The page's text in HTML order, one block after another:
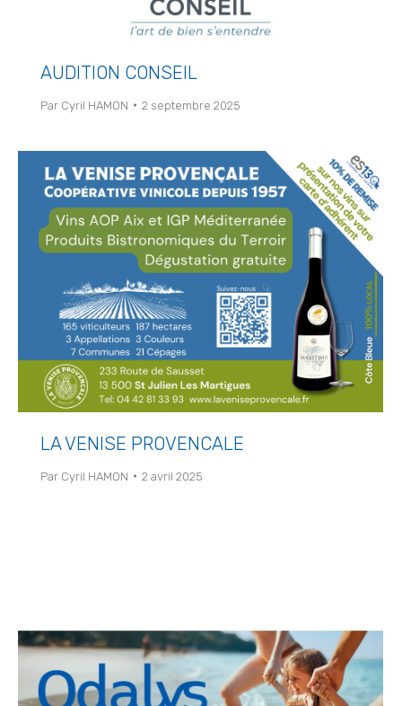
AUDITION CONSEIL
Par Cyril HAMON 2 septembre 2025
LA VENISE PROVENCALE
Par Cyril HAMON 2 avril 2025